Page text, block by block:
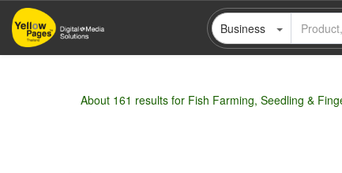
Skip
main
Business
About 161 results for Fish Farming, Seedling &